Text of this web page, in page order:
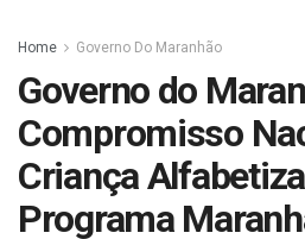
Home Governo Do Maranhão
Governo do
Compromisso
Criança
Programa